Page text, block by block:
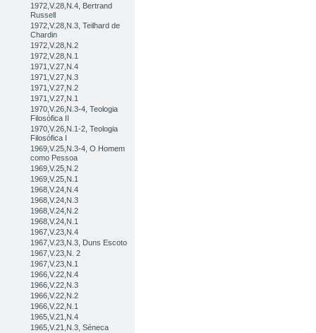
1972,V.28,N.4, Bertrand
Russell
1972,V.28,N.3, Teilhard de
Chardin
1972,V.28,N.2
1972,V.28,N.1
1971,V.27,N.4
1971,V.27,N.3
1971,V.27,N.2
1971,V.27,N.1
1970,V.26,N.3-4, Teologia
Filosófica II
1970,V.26,N.1-2, Teologia
Filosófica I
1969,V.25,N.3-4, O Homem
como Pessoa
1969,V.25,N.2
1969,V.25,N.1
1968,V.24,N.4
1968,V.24,N.3
1968,V.24,N.2
1968,V.24,N.1
1967,V.23,N.4
1967,V.23,N.3, Duns Escoto
1967,V.23,N. 2
1967,V.23,N.1
1966,V.22,N.4
1966,V.22,N.3
1966,V.22,N.2
1966,V.22,N.1
1965,V.21,N.4
1965,V.21,N.3, Séneca